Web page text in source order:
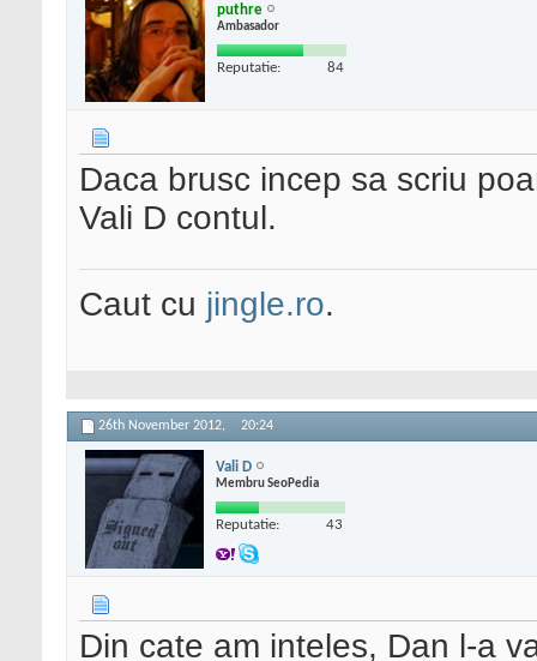
puthre
Ambasador
Reputatie: 84
Daca brusc incep sa scriu
Vali D contul.
Caut cu jingle.ro.
26th November 2012, 20:24
Vali D
Membru SeoPedia
Reputatie: 43
Din cate am inteles, Dan l-a